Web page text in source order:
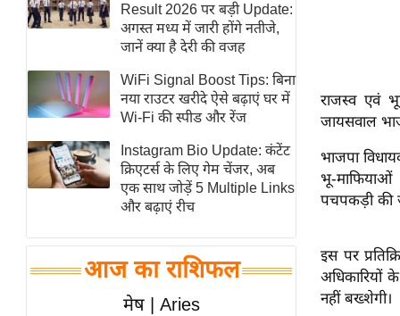
रिलेशनशिप
राजनीति
विश्लेषण
समसामयिक
मातृभूमि
स्तंभ
एम.
चाय पर
समीक्षा
Result 2026 पर बड़ी Update:
अगस्त मध्य में जारी होंगे नतीजे,
जानें क्या है देरी की वजह
WiFi Signal Boost Tips: बिना
नया राउटर खरीदे ऐसे बढ़ाएं घर में
Wi-Fi की स्पीड और रेंज
Instagram Bio Update: कंटेंट
क्रिएटर्स के लिए गेम चेंजर, अब
एक साथ जोड़ें 5 Multiple Links
और बढ़ाएं रीच
आज का राशिफल
मेष | Aries
राजस्व एवं
जायसवाल
भाजपा
भू-
पचपकड़ी की
इस पर
अधिकारियों
नहीं बख्शेगी।